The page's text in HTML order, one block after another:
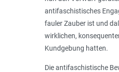
antifaschistisches
fauler Zauber ist und
wirklichen,
Kundgebung hatten.
Die antifaschistische